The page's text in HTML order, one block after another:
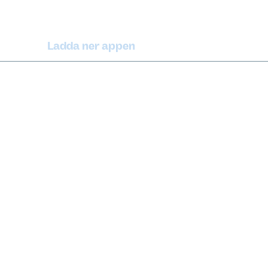
Ladda ner appen